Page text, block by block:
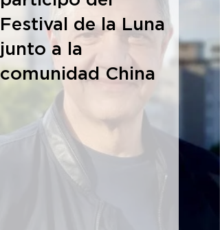
Festival de la Luna
junto a la
comunidad China